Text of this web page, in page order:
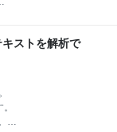
っ
を
キストを解析で
リ